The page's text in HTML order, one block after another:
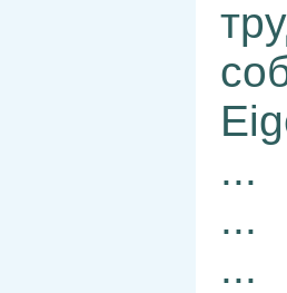
...
...
...